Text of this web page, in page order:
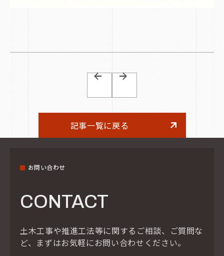
記事一覧に戻る
お問い合わせ
CONTACT
土木工事や推進工法等に関するご相談、ご質問な
ど、 まずはお気軽にお問い合わせください。